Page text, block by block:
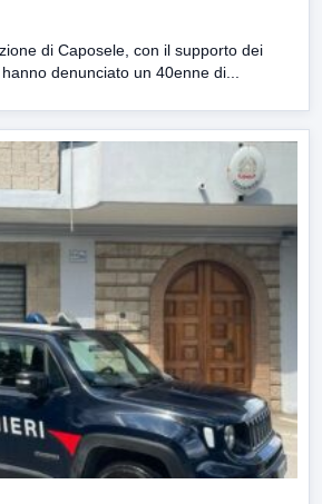
di Caposele, con il supporto dei
denunciato un 40enne di...